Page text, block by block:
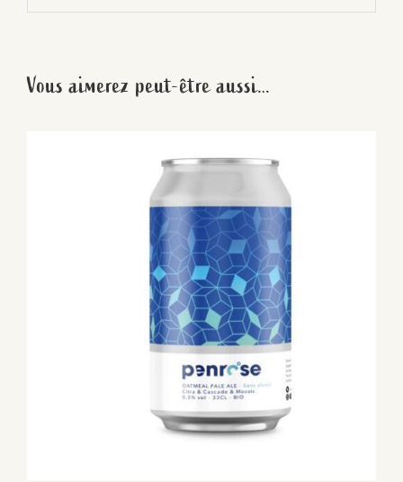
Vous aimerez peut-être aussi…